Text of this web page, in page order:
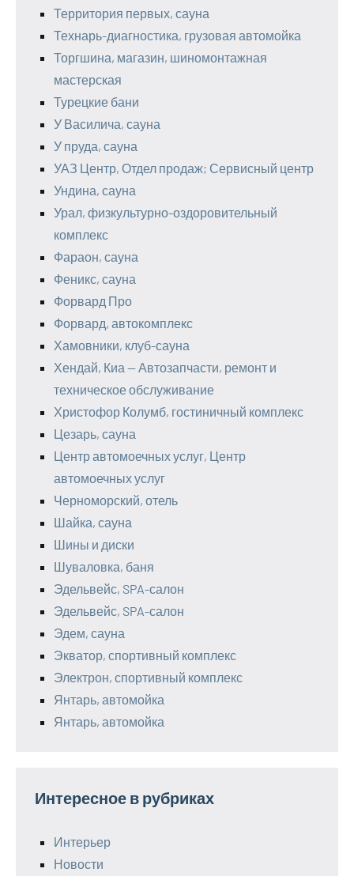
Территория первых, сауна
Технарь-диагностика, грузовая автомойка
Торгшина, магазин, шиномонтажная
мастерская
Турецкие бани
У Василича, сауна
У пруда, сауна
УАЗ Центр, Отдел продаж; Сервисный центр
Ундина, сауна
Урал, физкультурно-оздоровительный
комплекс
Фараон, сауна
Феникс, сауна
Форвард Про
Форвард, автокомплекс
Хамовники, клуб-сауна
Хендай, Киа — Автозапчасти, ремонт и
техническое обслуживание
Христофор Колумб, гостиничный комплекс
Цезарь, сауна
Центр автомоечных услуг, Центр
автомоечных услуг
Черноморский, отель
Шайка, сауна
Шины и диски
Шуваловка, баня
Эдельвейс, SPA-салон
Эдельвейс, SPA-салон
Эдем, сауна
Экватор, спортивный комплекс
Электрон, спортивный комплекс
Янтарь, автомойка
Янтарь, автомойка
Интересное в рубриках
Интерьер
Новости